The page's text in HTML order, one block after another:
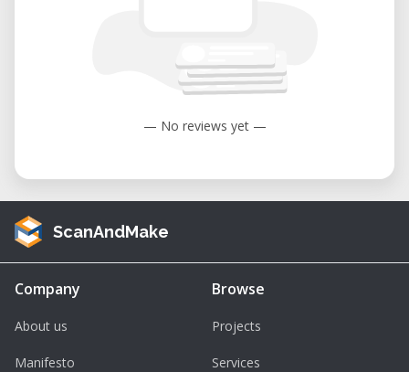
— No reviews yet —
ScanAndMake
Company
About us
Manifesto
Browse
Projects
Services